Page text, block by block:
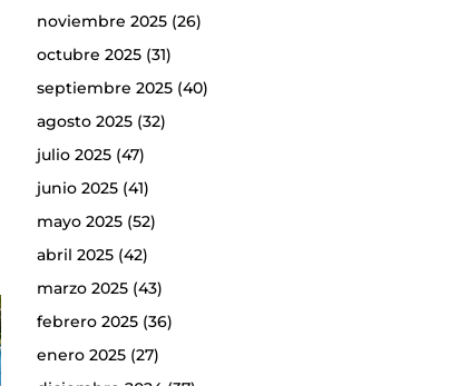
noviembre 2025(26)
octubre 2025(31)
septiembre 2025(40)
agosto 2025(32)
julio 2025(47)
junio 2025(41)
mayo 2025(52)
abril 2025(42)
marzo 2025(43)
febrero 2025(36)
enero 2025(27)